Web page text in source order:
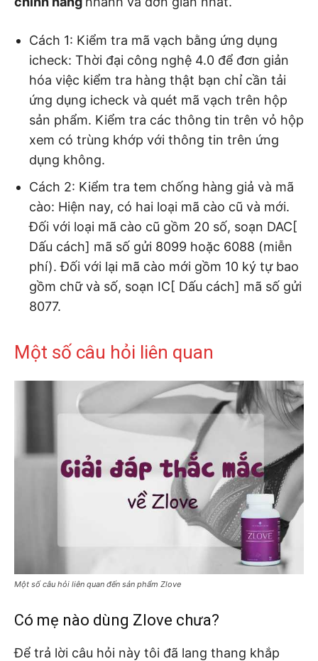
Cách 1: Kiểm tra mã vạch bằng ứng dụng
icheck: Thời đại công nghệ 4.0 để đơn giản
hóa việc kiểm tra hàng thật bạn chỉ cần tải
ứng dụng icheck và quét mã vạch trên hộp
sản phẩm. Kiểm tra các thông tin trên vỏ hộp
xem có trùng khớp với thông tin trên ứng
dụng không.
Cách 2: Kiểm tra tem chống hàng giả và mã
cào: Hiện nay, có hai loại mã cào cũ và mới.
Đối với loại mã cào cũ gồm 20 số, soạn DAC[
Dấu cách] mã số gửi 8099 hoặc 6088 (miễn
phí). Đối với lại mã cào mới gồm 10 ký tự bao
gồm chữ và số, soạn IC[ Dấu cách] mã số gửi
8077.
Một số câu hỏi liên quan
Một số câu hỏi liên quan đến sản phẩm Zlove
Có mẹ nào dùng Zlove chưa?
Để trả lời câu hỏi này tôi đã lang thang khắp